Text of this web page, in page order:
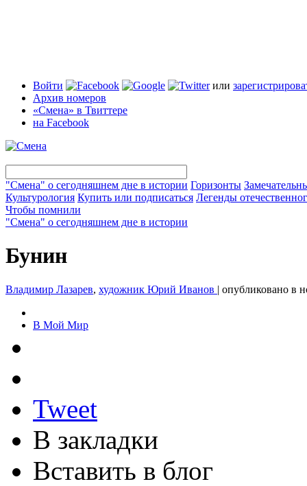
Войти или
Архив номеров
«Смена» в Твиттере
на Facebook
"Смена" о сегодняшнем дне в истории Горизонты
Культурология Купить или подписаться Легенды
Чтобы помнили
"Смена" о сегодняшнем дне в истории
Бунин
Владимир Лазарев, художник Юрий Иванов | опубликовано в
В Мой Мир
Tweet
В закладки
Вставить в блог